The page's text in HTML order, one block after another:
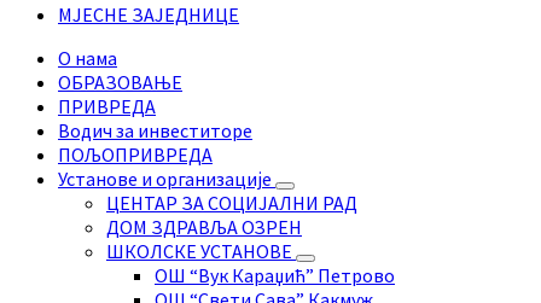
МЈЕСНЕ ЗАЈЕДНИЦЕ
О нама
ОБРАЗОВАЊЕ
ПРИВРЕДА
Водич за инвеститоре
ПОЉОПРИВРЕДА
Установе и организације
ЦЕНТАР ЗА СОЦИЈАЛНИ РАД
ДОМ ЗДРАВЉА ОЗРЕН
ШКОЛСКЕ УСТАНОВЕ
ОШ “Вук Караџић” Петрово